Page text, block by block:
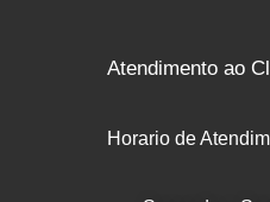
Atendimento ao
Horario de